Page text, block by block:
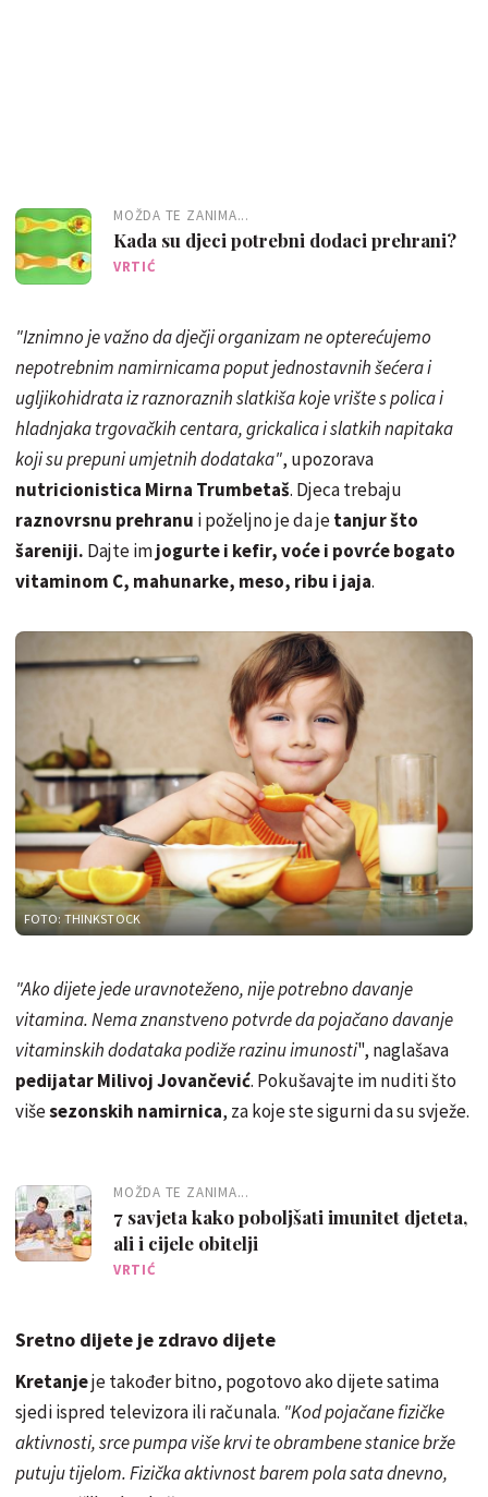
MOŽDA TE ZANIMA...
Kada su djeci potrebni dodaci prehrani?
VRTIĆ
"Iznimno je važno da dječji organizam ne opterećujemo
nepotrebnim namirnicama poput jednostavnih šećera i
ugljikohidrata iz raznoraznih slatkiša koje vrište s polica i
hladnjaka trgovačkih centara, grickalica i slatkih napitaka
koji su prepuni umjetnih dodataka", upozorava
nutricionistica Mirna Trumbetaš. Djeca trebaju
raznovrsnu prehranu i poželjno je da jetanjur što
šareniji. Dajte imjogurte i kefir, voće i povrće bogato
vitaminom C, mahunarke, meso, ribu i jaja.
FOTO: THINKSTOCK
"Ako dijete jede uravnoteženo, nije potrebno davanje
vitamina. Nema znanstveno potvrde da pojačano davanje
vitaminskih dodataka podiže razinu imunosti", naglašava
pedijatar Milivoj Jovančević. Pokušavajte im nuditi što
višesezonskih namirnica, za koje ste sigurni da su svježe.
MOŽDA TE ZANIMA...
7 savjeta kako poboljšati imunitet djeteta,
ali i cijele obitelji
VRTIĆ
Sretno dijete je zdravo dijete
Kretanjeje također bitno, pogotovo ako dijete satima
sjedi ispred televizora ili računala. "Kod pojačane fizičke
aktivnosti, srce pumpa više krvi te obrambene stanice brže
putuju tijelom. Fizička aktivnost barem pola sata dnevno,